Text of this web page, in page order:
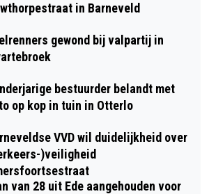
OM STROOM VAN TE
in Barneveld
gewond bij valpartij in
bestuurder belandt met
op kop in tuin in Otterlo
VVD wil duidelijkheid over
)veiligheid
van 28 uit Ede aangehouden voor